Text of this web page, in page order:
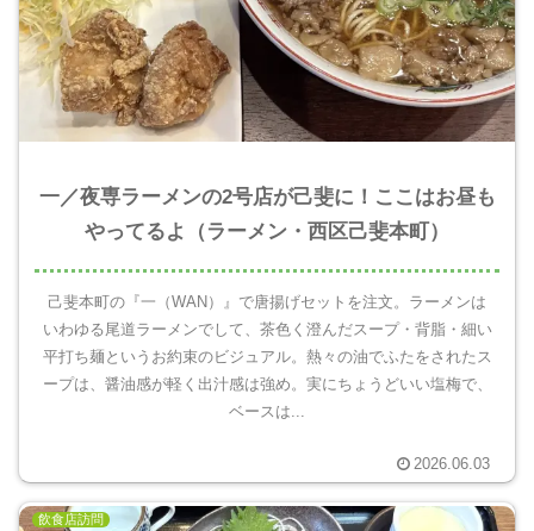
一／夜専ラーメンの2号店が己斐に！ここはお昼も
やってるよ（ラーメン・西区己斐本町）
己斐本町の『一（WAN）』で唐揚げセットを注文。ラーメンは
いわゆる尾道ラーメンでして、茶色く澄んだスープ・背脂・細い
平打ち麺というお約束のビジュアル。熱々の油でふたをされたス
ープは、醤油感が軽く出汁感は強め。実にちょうどいい塩梅で、
ベースは...
2026.06.03
飲食店訪問